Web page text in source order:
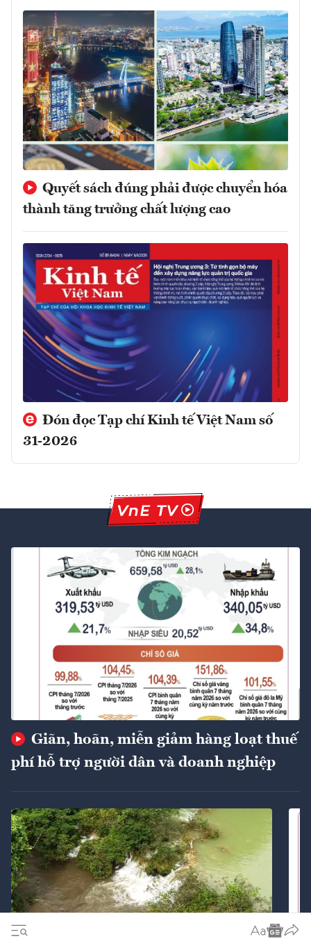
Quyết sách đúng phải được chuyển hóa
thành tăng trưởng chất lượng cao
Đón đọc Tạp chí Kinh tế Việt Nam số
31-2026
Giãn, hoãn, miễn giảm hàng loạt thuế
phí hỗ trợ người dân và doanh nghiệp